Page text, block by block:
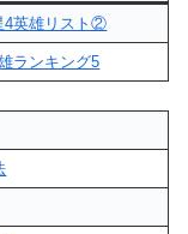
4英雄リスト②
ランキング5